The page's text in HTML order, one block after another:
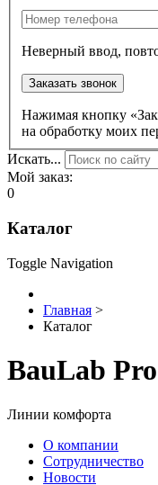
Неверный ввод,
Заказать звонок
Нажимая кнопку
на обработку моих
Искать...
Мой заказ:
0
Каталог
Toggle Navigation
Главная >
Каталог
BauLab Pro
Линии комфорта
О компании
Сотрудничество
Новости